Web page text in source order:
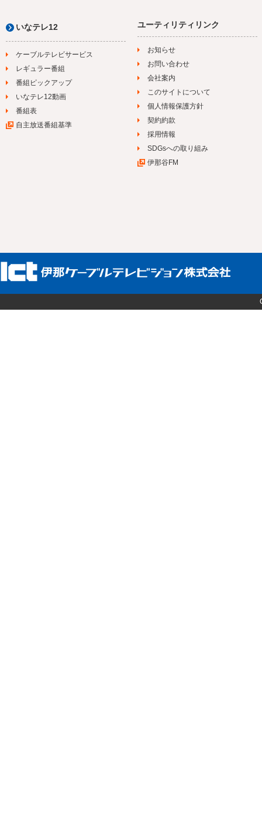
いなテレ12
ケーブルテレビサービス
レギュラー番組
番組ピックアップ
いなテレ12動画
番組表
自主放送番組基準
ユーティリティリンク
お知らせ
お問い合わせ
会社案内
このサイトについて
個人情報保護方針
契約約款
採用情報
SDGsへの取り組み
伊那谷FM